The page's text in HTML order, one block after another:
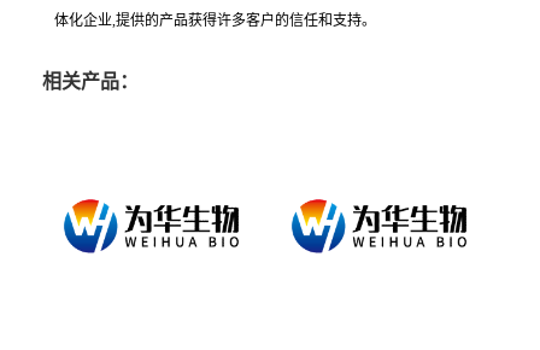
体化企业,提供的产品获得许多客户的信任和支持。
相关产品：